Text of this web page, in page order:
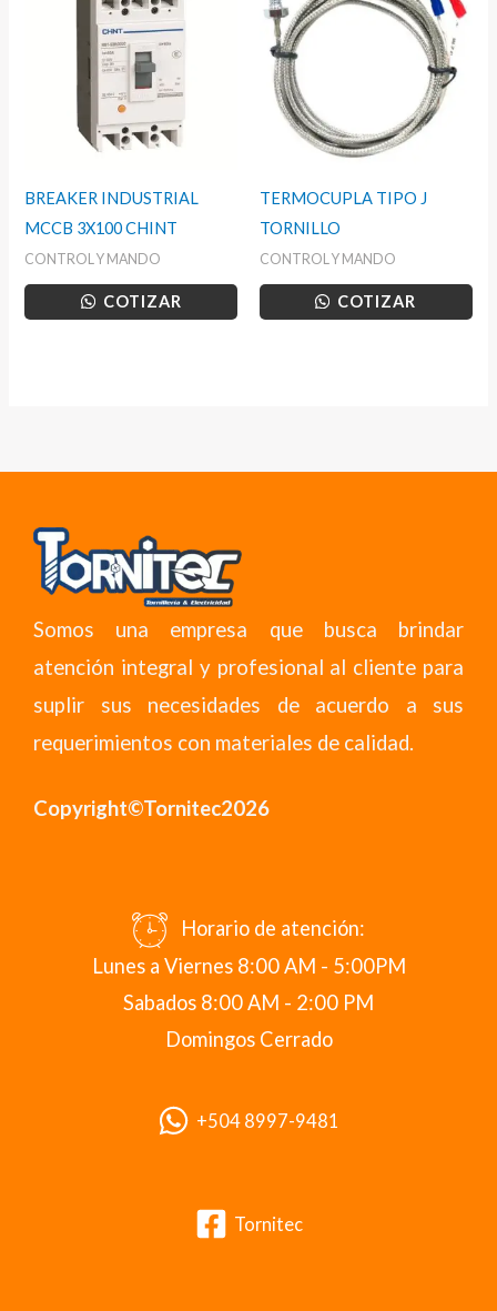
BREAKER INDUSTRIAL
MCCB 3X100 CHINT
CONTROL Y MANDO
COTIZAR
TERMOCUPLA TIPO J
TORNILLO
CONTROL Y MANDO
COTIZAR
Somos una empresa que busca brindar
atención integral y profesional al cliente para
suplir sus necesidades de acuerdo a sus
requerimientos con materiales de calidad.
Copyright©Tornitec2026
Horario de atención:
Lunes a Viernes 8:00 AM - 5:00PM
Sabados 8:00 AM - 2:00 PM
Domingos Cerrado
+504 8997-9481
Tornitec